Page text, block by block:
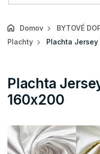
Domov BYTOVÉ
Plachty
Plachta Jersey
Plachta
160x200